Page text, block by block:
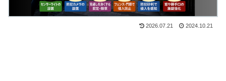
2026.07.21 2024.10.21